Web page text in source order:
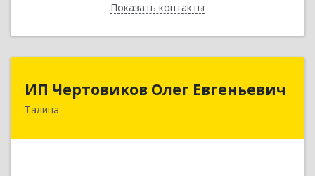
Показать контакты
Назад
ИП Чертовиков Олег Евгеньевич
Талица
623640, Свердловская обл, Талица г, Ленина ул,